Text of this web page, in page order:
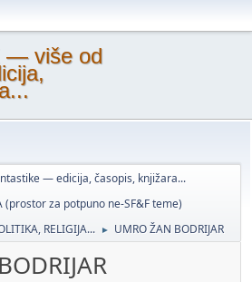
— više od
— edicija, časopis, knjižara...
(prostor za potpuno ne-SF&F teme)
RELIGIJA... ► UMRO ŽAN BODRIJAR